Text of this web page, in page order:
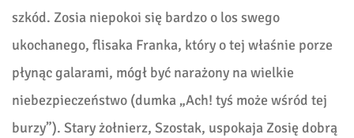
szkód. Zosia niepokoi się bardzo o los swego
ukochanego, flisaka Franka, który otej właśnie porze
płynąc galarami, mógł być narażony na wielkie
niebezpieczeństwo (dumka „Ach! tyś może wśród tej
burzy”). Staryżołnierz, Szostak, uspokaja Zosię dobrą